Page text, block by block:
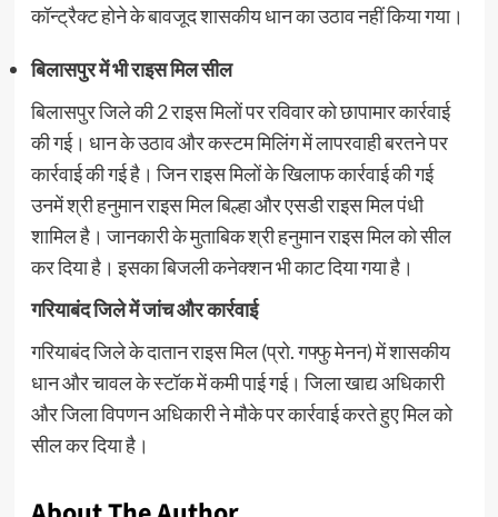
कॉन्ट्रैक्ट होने के बावजूद शासकीय धान का उठाव नहीं किया गया।
बिलासपुर में भी राइस मिल सील
बिलासपुर जिले की 2 राइस मिलों पर रविवार को छापामार कार्रवाई
की गई। धान के उठाव और कस्टम मिलिंग में लापरवाही बरतने पर
कार्रवाई की गई है। जिन राइस मिलों के खिलाफ कार्रवाई की गई
उनमें श्री हनुमान राइस मिल बिल्हा और एसडी राइस मिल पंधी
शामिल है। जानकारी के मुताबिक श्री हनुमान राइस मिल को सील
कर दिया है। इसका बिजली कनेक्शन भी काट दिया गया है।
गरियाबंद जिले में जांच और कार्रवाई
गरियाबंद जिले के दातान राइस मिल (प्रो. गफ्फु मेनन) में शासकीय
धान और चावल के स्टॉक में कमी पाई गई। जिला खाद्य अधिकारी
और जिला विपणन अधिकारी ने मौके पर कार्रवाई करते हुए मिल को
सील कर दिया है।